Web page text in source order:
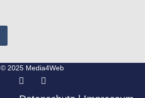
© 2025 Media4Web